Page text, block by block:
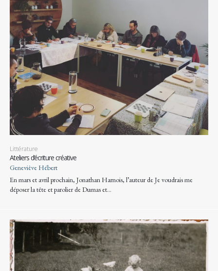
Littérature
Ateliers d’écriture créative
Geneviève Hébert
En mars et avril prochain, Jonathan Harnois, l’auteur de Je voudrais me
déposer la tête et parolier de Dumas et…